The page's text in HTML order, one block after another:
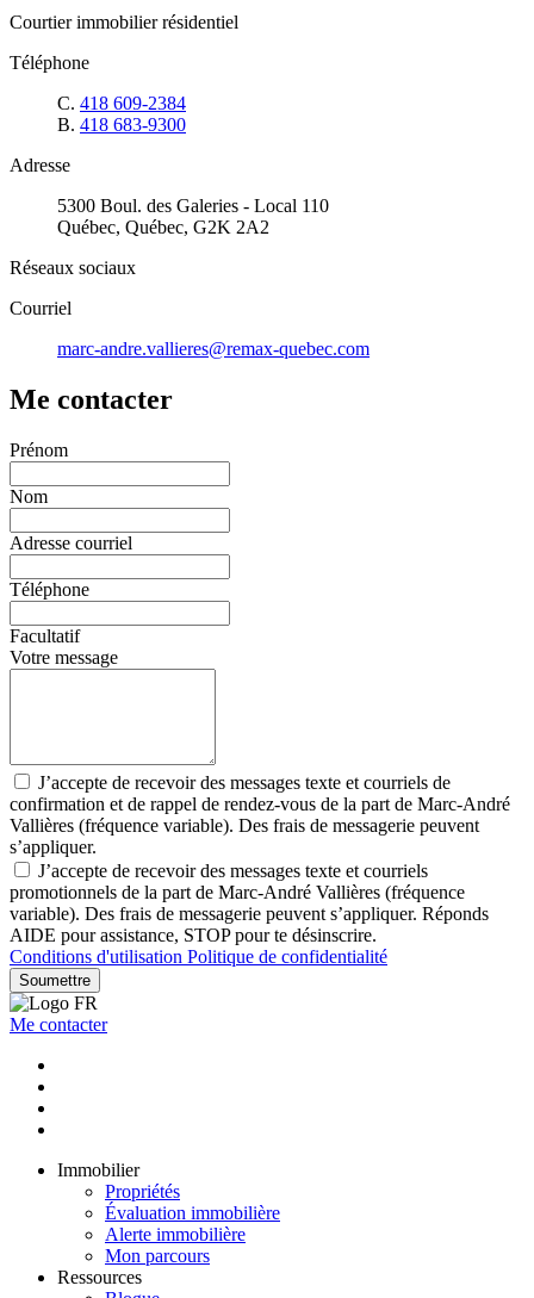
Courtier immobilier résidentiel
Téléphone
C. 418 609-2384
B. 418 683-9300
Adresse
5300 Boul. des Galeries - Local 110
Québec, Québec, G2K 2A2
Réseaux sociaux
Courriel
marc-andre.vallieres@remax-quebec.com
Me contacter
Prénom
Nom
Adresse courriel
Téléphone
Facultatif
Votre message
J’accepte de recevoir des messages texte et courriels de
confirmation et de rappel de rendez-vous de la part de Marc-André
Vallières (fréquence variable). Des frais de messagerie peuvent
s’appliquer.
J’accepte de recevoir des messages texte et courriels
promotionnels de la part de Marc-André Vallières (fréquence
variable). Des frais de messagerie peuvent s’appliquer. Réponds
AIDE pour assistance, STOP pour te désinscrire.
Conditions d'utilisation Politique de confidentialité
Soumettre
Me contacter
Immobilier
Propriétés
Évaluation immobilière
Alerte immobilière
Mon parcours
Ressources